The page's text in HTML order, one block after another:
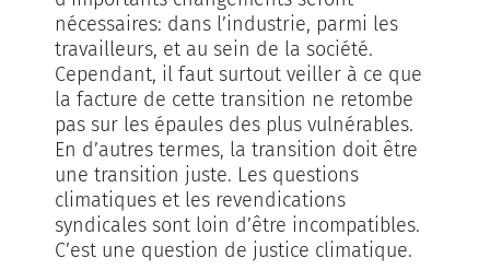
nécessaires: dans l’industrie, parmi les
travailleurs, et au sein de la société.
Cependant, il faut surtout veiller à ce que
la facture de cette transition ne retombe
pas sur les épaules des plus vulnérables.
En d’autres termes, la transition doit être
une transition juste. Les questions
climatiques et les revendications
syndicales sont loin d’être incompatibles.
C’est une question de justice climatique.